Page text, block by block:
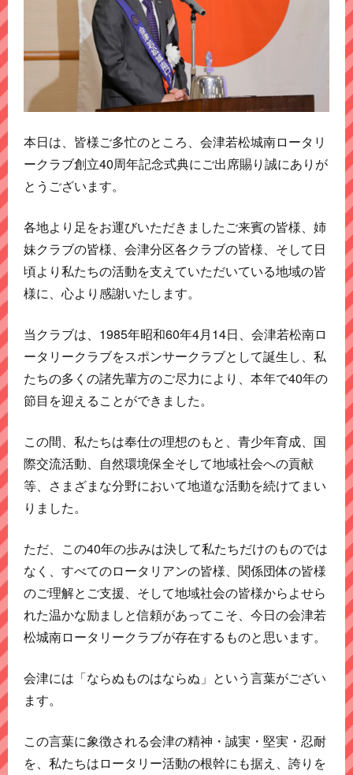
本日は、皆様ご多忙のところ、会津若松城南ロータリ
ークラブ創立40周年記念式典にご出席賜り誠にありが
とうございます。
各地より足をお運びいただきましたご来賓の皆様、姉
妹クラブの皆様、会津分区各クラブの皆様、そして日
頃より私たちの活動を支えていただいている地域の皆
様に、心より感謝いたします。
当クラブは、1985年昭和60年4月14日、会津若松南ロ
ータリークラブをスポンサークラブとして誕生し、私
たちの多くの諸先輩方のご尽力により、本年で40年の
節目を迎えることができました。
この間、私たちは奉仕の理想のもと、青少年育成、国
際交流活動、自然環境保全そして地域社会への貢献
等、さまざまな分野において地道な活動を続けてまい
りました。
ただ、この40年の歩みは決して私たちだけのものでは
なく、すべてのロータリアンの皆様、関係団体の皆様
のご理解とご支援、そして地域社会の皆様からよせら
れた温かな励ましと信頼があってこそ、今日の会津若
松城南ロータリークラブが存在するものと思います。
会津には「ならぬものはならぬ」という言葉がござい
ます。
この言葉に象徴される会津の精神・誠実・堅実・忍耐
を、私たちはロータリー活動の根幹にも据え、誇りを